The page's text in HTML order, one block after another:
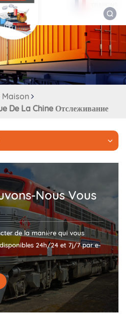
Maison
De La Chine Отслеживание
Nous Vous
de la manière qui vous
24h/24 et 7j/7 par e-